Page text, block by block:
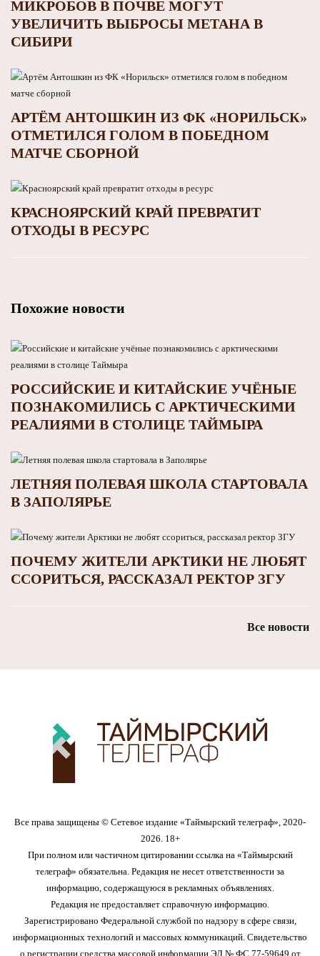
МИКРОБОВ В ПОЧВЕ МОГУТ
УВЕЛИЧИТЬ ВЫБРОСЫ МЕТАНА В
СИБИРИ
АРТЁМ АНТОШКИН ИЗ ФК «НОРИЛЬСК»
ОТМЕТИЛСЯ ГОЛОМ В ПОБЕДНОМ
МАТЧЕ СБОРНОЙ
КРАСНОЯРСКИЙ КРАЙ ПРЕВРАТИТ
ОТХОДЫ В РЕСУРС
Похожие новости
РОССИЙСКИЕ И КИТАЙСКИЕ УЧЁНЫЕ
ПОЗНАКОМИЛИСЬ С АРКТИЧЕСКИМИ
РЕАЛИЯМИ В СТОЛИЦЕ ТАЙМЫРА
ЛЕТНЯЯ ПОЛЕВАЯ ШКОЛА СТАРТОВАЛА
В ЗАПОЛЯРЬЕ
ПОЧЕМУ ЖИТЕЛИ АРКТИКИ НЕ ЛЮБЯТ
ССОРИТЬСЯ, РАССКАЗАЛ РЕКТОР ЗГУ
Все новости
Все права защищены © Сетевое издание «Таймырский телеграф», 2020-
2026. 18+
При полном или частичном цитировании ссылка на «Таймырский
телеграф» обязательна. Редакция не несет ответственности за
информацию, содержащуюся в рекламных объявлениях.
Редакция не предоставляет справочную информацию.
Зарегистрировано Федеральной службой по надзору в сфере связи,
информационных технологий и массовых коммуникаций. Свидетельство
о регистрации средства массовой информации ЭЛ № ФС 77-59649 от